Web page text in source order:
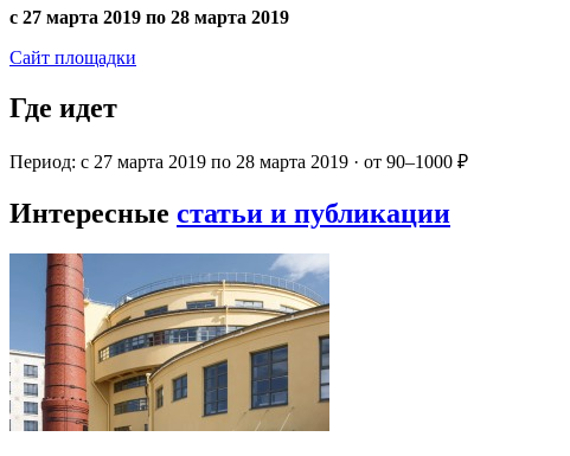
с 27 марта 2019 по 28 марта 2019
Сайт площадки
Где идет
Период: с 27 марта 2019 по 28 марта 2019 · от 90–1000 ₽
Интересные статьи и публикации